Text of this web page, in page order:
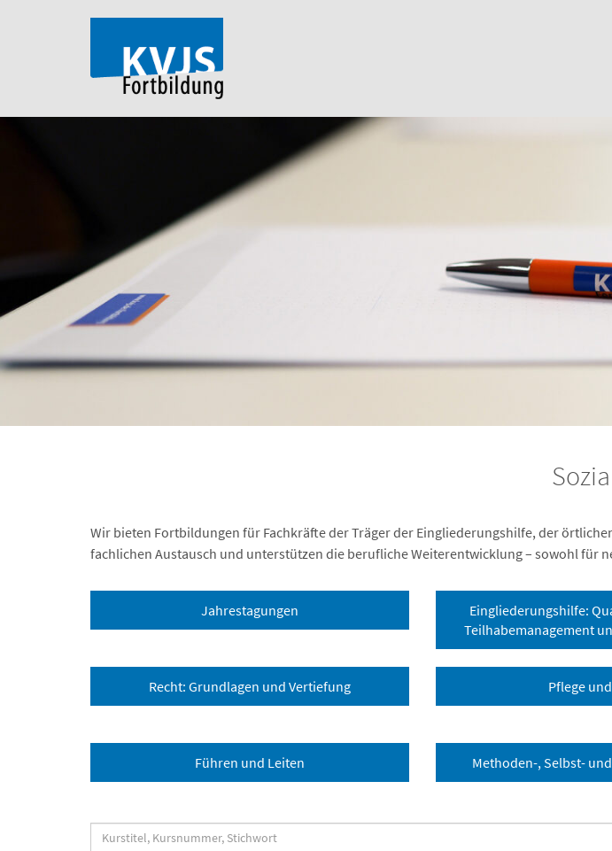
Wir bieten Fortbildungen für Fachkräfte der Träger der Eingliederungshilfe, der
fachlichen Austausch und unterstützen die berufliche Weiterentwicklung – sowohl für
Jahrestagungen
Eingliederungshilfe:
Teilhabemanagement
Recht: Grundlagen und Vertiefung Pflege
Führen und Leiten Methoden-, Selbst-